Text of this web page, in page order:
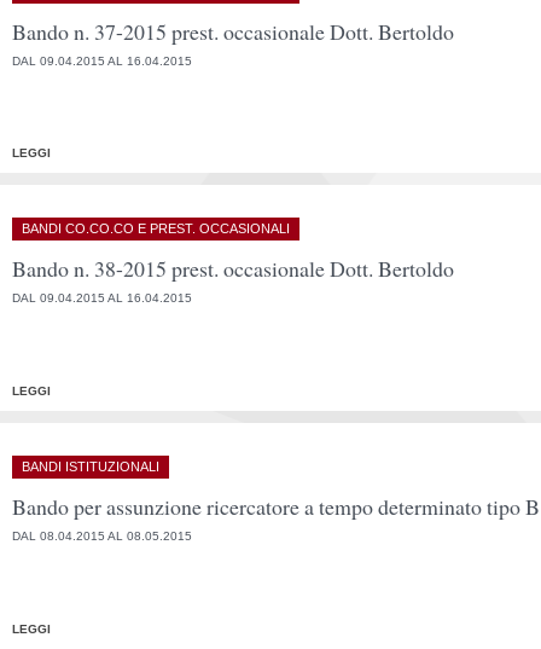
Bando n. 37-2015 prest. occasionale Dott. Bertoldo
DAL 09.04.2015 AL 16.04.2015
LEGGI
BANDI CO.CO.CO E PREST. OCCASIONALI
Bando n. 38-2015 prest. occasionale Dott. Bertoldo
DAL 09.04.2015 AL 16.04.2015
LEGGI
BANDI ISTITUZIONALI
Bando per assunzione ricercatore a tempo determinato tipo
DAL 08.04.2015 AL 08.05.2015
LEGGI